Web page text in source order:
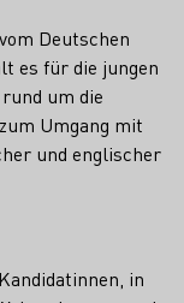
Deutschen
es für die jungen
um die
Umgang mit
und englischer
in